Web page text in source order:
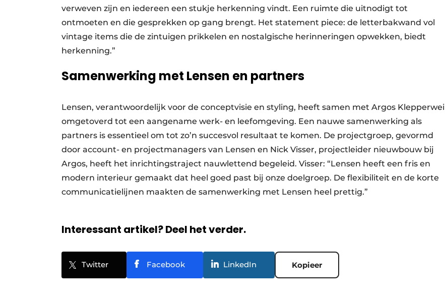
verweven zijn en iedereen een stukje herkenning vindt. Een ruimte die uitnodigt tot
ontmoeten en die gesprekken op gang brengt. Het statement piece: de letterbakwand vol
vintage items die de zintuigen prikkelen en nostalgische herinneringen opwekken, biedt
herkenning.”
Samenwerking met Lensen en partners
Lensen, verantwoordelijk voor de conceptvisie en styling, heeft samen met Argos Klepperwei
omgetoverd tot een aangename werk- en leefomgeving. Een nauwe samenwerking als
partners is essentieel om tot zo’n succesvol resultaat te komen. De projectgroep, gevormd
door account- en projectmanagers van Lensen en Nick Visser, projectleider nieuwbouw bij
Argos, heeft het inrichtingstraject nauwlettend begeleid. Visser: “Lensen heeft een fris en
modern interieur gemaakt dat heel goed past bij onze doelgroep. De flexibiliteit en de korte
communicatielijnen maakten de samenwerking met Lensen heel prettig.”
Interessant artikel? Deel het verder.
Twitter Facebook LinkedIn Kopieer